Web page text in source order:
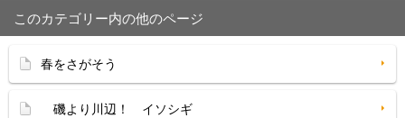
このカテゴリー内の他のページ
春をさがそう
磯より川辺！ イソシギ